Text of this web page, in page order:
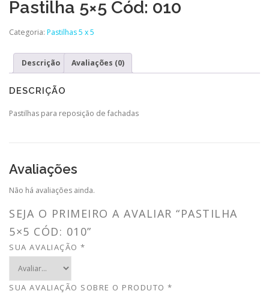
Pastilha 5×5 Cód: 010
Categoria: Pastilhas 5 x 5
Descrição Avaliações (0)
DESCRIÇÃO
Pastilhas para reposição de fachadas
Avaliações
Não há avaliações ainda.
SEJA O PRIMEIRO A AVALIAR “PASTILHA
5×5 CÓD: 010”
SUA AVALIAÇÃO *
SUA AVALIAÇÃO SOBRE O PRODUTO *